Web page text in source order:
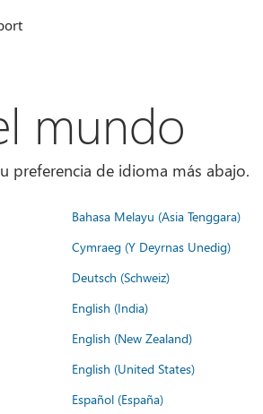
mundo
preferencia de idioma más abajo.
Bahasa Melayu (Asia Tenggara)
Cymraeg (Y Deyrnas Unedig)
Deutsch (Schweiz)
English (India)
English (New Zealand)
English (United States)
Español (España)